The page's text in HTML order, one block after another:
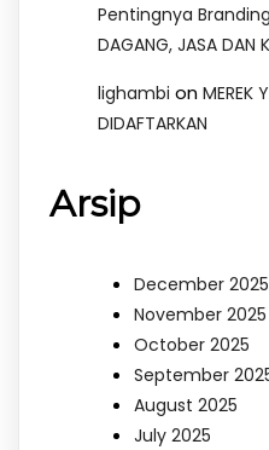
Pentingnya Branding
DAGANG, JASA DAN
lighambi on MEREK
DIDAFTARKAN
Arsip
December 2025
November 2025
October 2025
September
August 2025
July 2025